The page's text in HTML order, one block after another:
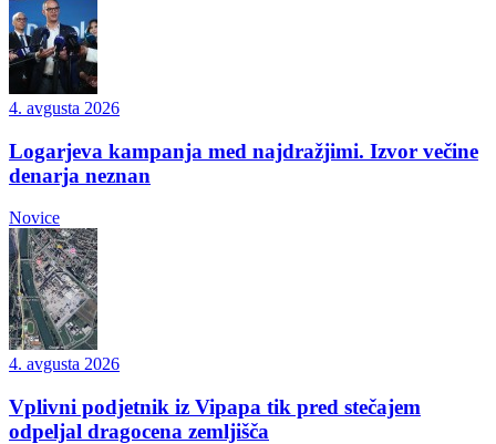
4. avgusta 2026
Logarjeva kampanja med najdražjimi. Izvor večine
denarja neznan
Novice
4. avgusta 2026
Vplivni podjetnik iz Vipapa tik pred stečajem
odpeljal dragocena zemljišča